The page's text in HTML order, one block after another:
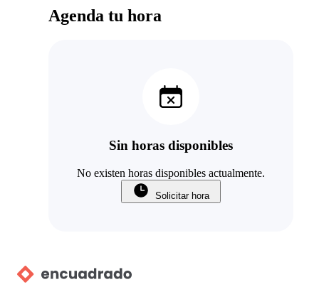
Agenda tu hora
Sin horas disponibles
No existen horas disponibles actualmente.
Solicitar hora